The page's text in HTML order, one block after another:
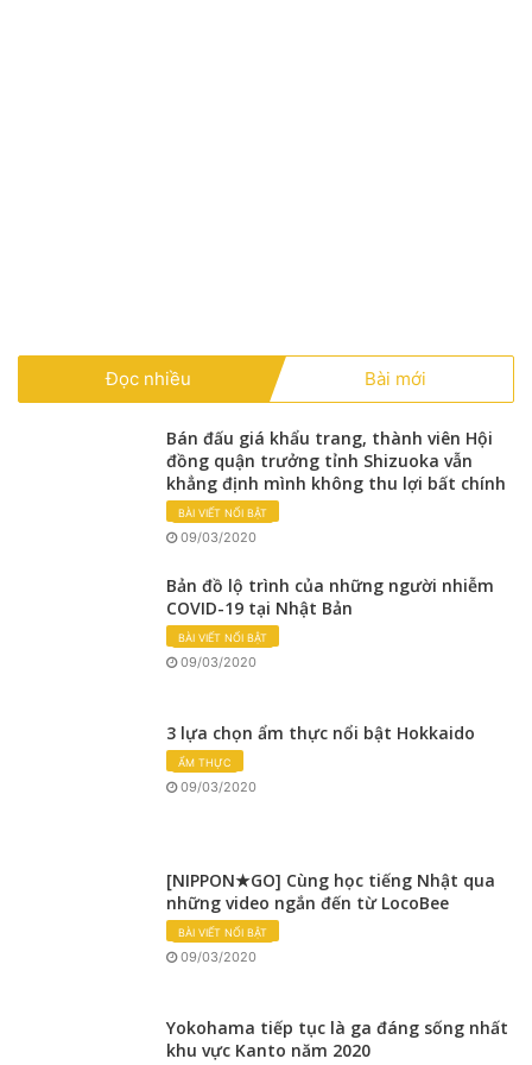
Đọc nhiều Bài mới
Bán đấu giá khẩu trang, thành viên Hội
đồng quận trưởng tỉnh Shizuoka vẫn
khẳng định mình không thu lợi bất chính
BÀI VIẾT NỔI BẬT
09/03/2020
Bản đồ lộ trình của những người nhiễm
COVID-19 tại Nhật Bản
BÀI VIẾT NỔI BẬT
09/03/2020
3 lựa chọn ẩm thực nổi bật Hokkaido
ẨM THỰC
09/03/2020
[NIPPON★GO] Cùng học tiếng Nhật qua
những video ngắn đến từ LocoBee
BÀI VIẾT NỔI BẬT
09/03/2020
Yokohama tiếp tục là ga đáng sống nhất
khu vực Kanto năm 2020